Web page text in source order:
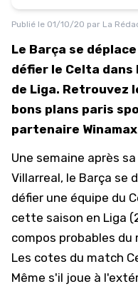
Publié le 01/10/20 par La
Le Barça se
défier le Celta dans
de Liga. Retrouvez
bons plans paris
partenaire
Une semaine après
Villarreal, le Barça se
défier une équipe du
cette saison en Liga
compos probables du
Les cotes du match
Même s'il joue à